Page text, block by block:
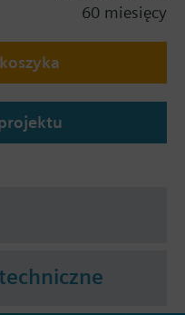
(do czynników < -5
i V..F53.. z
60 miesięcy